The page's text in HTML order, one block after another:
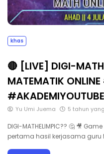
khas
🔴 [LIVE] DIGI-
MATEMATIK
Yu Umi Juema 5 tahun
DIGI-MATHELIMPIC?? 🤔 🎥
pertama hasil kerjasama guru